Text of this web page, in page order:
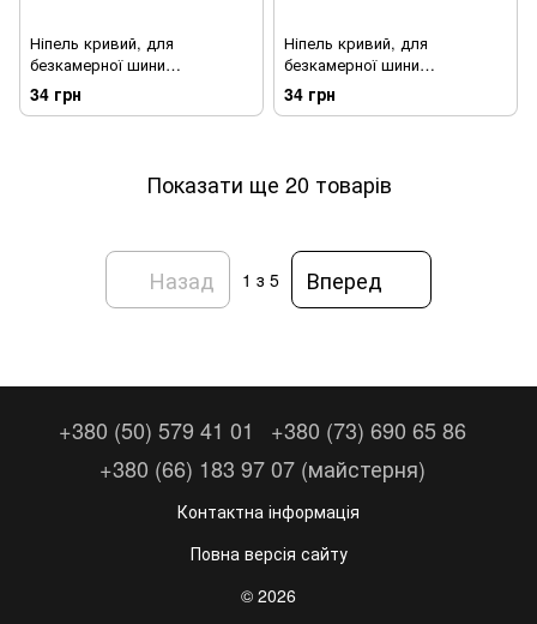
Ніпель кривий, для
безкамерної шини
електросамоката Ø11
(PVR40)
34 грн
Ніпель кривий, для
безкамерної шини
електросамоката Ø12
(PVR50) Х328
34 грн
Показати ще 20 товарів
Назад 1 з 5 Вперед
+380 (50) 579 41 01
+380 (73) 690 65 86
+380 (66) 183 97 07 (майстерня)
Контактна інформація
Повна версія сайту
© 2026